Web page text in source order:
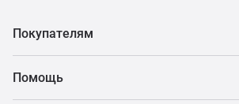
Покупателям
Помощь